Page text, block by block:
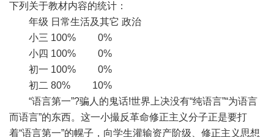
下列关于教材内容的统计：
年级 日常生活及其它 政治
小三 100% 0%
小四 100% 0%
初一 100% 0%
初二 80% 10%
“语言第一”?骗人的鬼话!世界上决没有“纯语言”“为语言
而语言”的东西。这一小撮反革命修正主义分子正是要打
着“语言第一”的幌子，向学生灌输资产阶级、修正主义思想